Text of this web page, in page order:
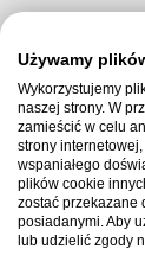
Używamy
Wykorzystujemy
naszej strony. W
zamieścić w celu
strony
wspaniałego
plików cookie
zostać przekazane
posiadanymi. Aby
lub udzielić zgody